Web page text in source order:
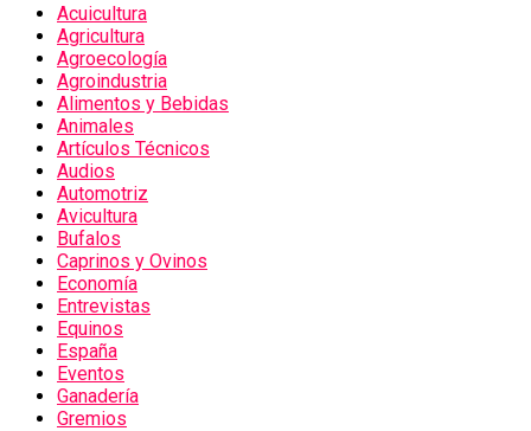
Acuicultura
Agricultura
Agroecología
Agroindustria
Alimentos y Bebidas
Animales
Artículos Técnicos
Audios
Automotriz
Avicultura
Bufalos
Caprinos y Ovinos
Economía
Entrevistas
Equinos
España
Eventos
Ganadería
Gremios